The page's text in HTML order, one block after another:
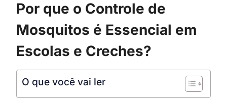
Por que o Controle de
Mosquitos é Essencial em
Escolas e Creches?
O que você vai ler